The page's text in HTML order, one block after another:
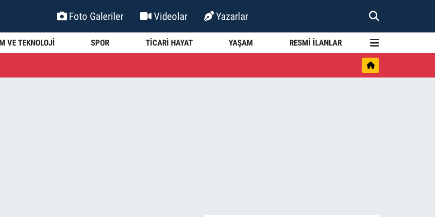
Foto Galeriler Videolar Yazarlar
VE TEKNOLOJİ SPOR TİCARİ HAYAT YAŞAM RESMİ İLANLAR